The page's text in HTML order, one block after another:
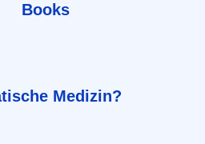
Books
Medizin?